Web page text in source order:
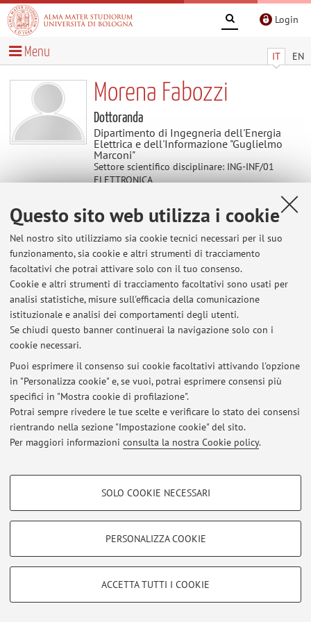
Questo sito web utilizza i cookie
Nel nostro sito utilizziamo sia cookie tecnici necessari per il suo
funzionamento, sia cookie e altri strumenti di tracciamento
facoltativi che potrai attivare solo con il tuo consenso.
Cookie e altri strumenti di tracciamento facoltativi sono usati per
analisi statistiche, misure sull'efficacia della comunicazione
istituzionale e analisi dei comportamenti degli utenti.
Se chiudi questo banner continuerai la navigazione solo con i
cookie necessari.
Puoi esprimere il consenso sui cookie facoltativi attivando l'opzione
in "Personalizza cookie" e, se vuoi, potrai esprimere consensi più
specifici in "Mostra cookie di profilazione".
Potrai sempre rivedere le tue scelte e verificare lo stato dei consensi
rientrando nella sezione "Impostazione cookie" del sito.
Per maggiori informazioni consulta la nostra Cookie policy.
COOKIE DI PROFILAZIONE - FACOLTATIVI
COOKIE TECNICI - NECESSARI
Si tratta di cookie tecnici utilizzati, a titolo esemplificativo, per il corretto
SOLO COOKIE NECESSARI
PERSONALIZZA COOKIE
ACCETTA TUTTI I COOKIE
Login
IT EN
Menu
Morena Fabozzi
Dottoranda
Dipartimento di Ingegneria dell'Energia
Elettrica e dell'Informazione "Guglielmo
Marconi"
Settore scientifico disciplinare: ING-INF/01
ELETTRONICA
Avvisi
Al momento non sono presenti avvisi.
Area riservata
Accedi tramiteloginper gestire tutti i contenuti del sito.
© 2026 - ALMA MATER STUDIORUM - Università di Bologna - Via
Zamboni, 33 - 40126 Bologna - Partita IVA: 01131710376
Privacy| Note legali| Impostazioni Cookie